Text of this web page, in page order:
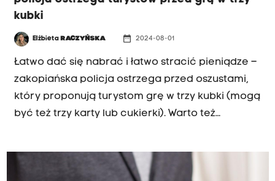
kubki
Elżbieta RACZYŃSKA date_range 2024-08-01
Łatwo dać się nabrać i łatwo stracić pieniądze –
zakopiańska policja ostrzega przed oszustami,
który proponują turystom grę w trzy kubki (mogą
być też trzy karty lub cukierki). Warto też